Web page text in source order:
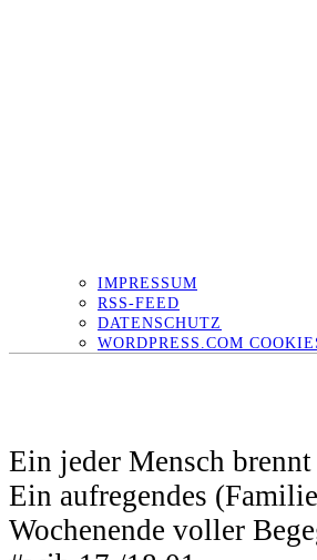
IMPRESSUM
RSS-FEED
DATENSCHUTZ
WORDPRESS.COM
Ein jeder Mensch
Ein aufregendes
Wochenende voller